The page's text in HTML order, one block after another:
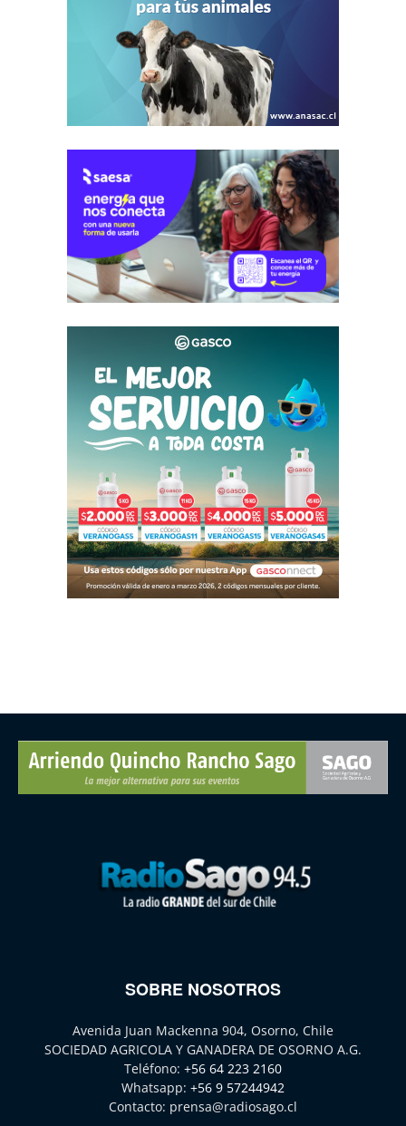
SOBRE NOSOTROS
Avenida Juan Mackenna 904, Osorno, Chile
SOCIEDAD AGRICOLA Y GANADERA DE OSORNO A.G.
Teléfono: +56 64 223 2160
Whatsapp: +56 9 57244942
Contacto: prensa@radiosago.cl